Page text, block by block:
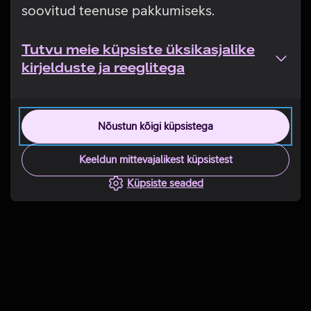
soovitud teenuse pakkumiseks.
Tutvu meie küpsiste üksikasjalike
kirjelduste ja reeglitega
Nõustun kõigi küpsistega
Keeldun mittevajalikest küpsistest
Küpsiste seaded